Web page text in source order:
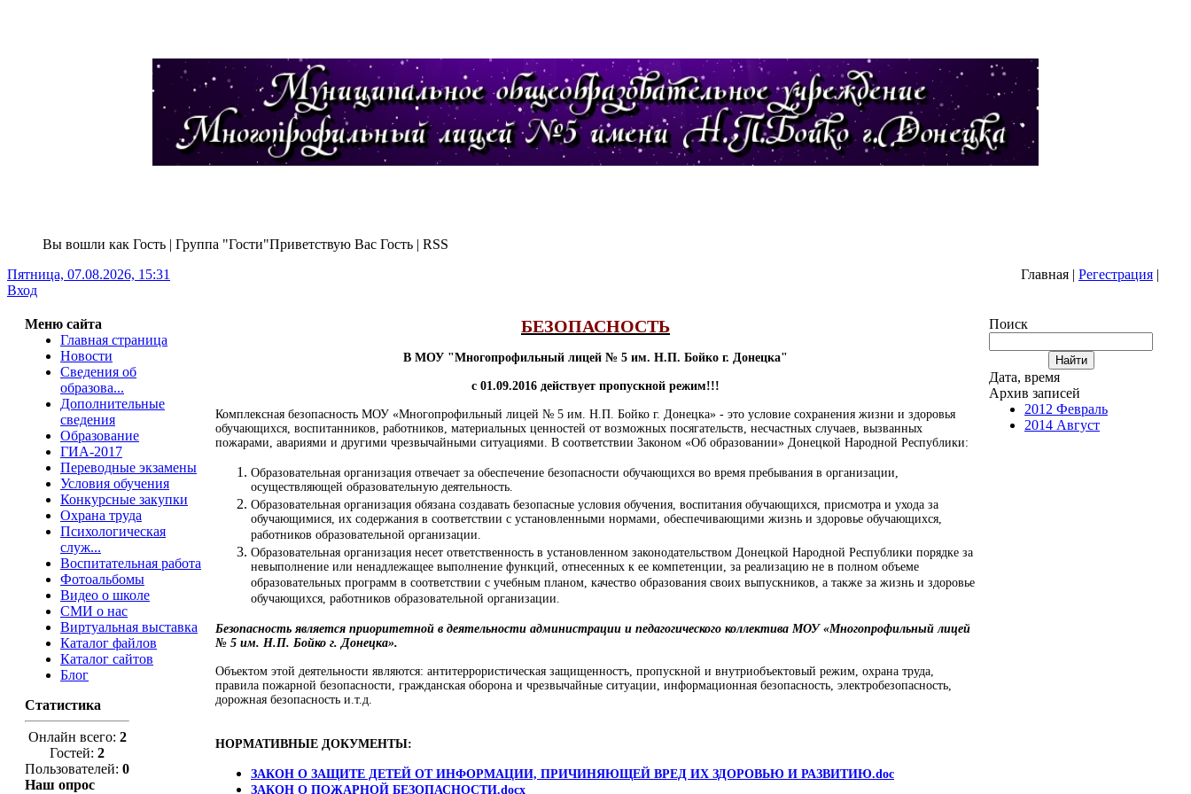
Вы вошли как Гость | Группа "Гости"Приветствую Вас Гость | RSS
Пятница, 07.08.2026, 15:31
Главная | Регестрация |
Вход
Меню сайта
Главная страница
Новости
Сведения об
образова...
Дополнительные
сведения
Образование
ГИА-2017
Переводные экзамены
Условия обучения
Конкурсные закупки
Охрана труда
Психологическая
служ...
Воспитательная работа
Фотоальбомы
Видео о школе
СМИ о нас
Виртуальная выставка
Каталог файлов
Каталог сайтов
Блог
Статистика
Онлайн всего: 2
Гостей: 2
Пользователей: 0
Наш опрос
БЕЗОПАСНОСТЬ
В МОУ "Многопрофильный лицей № 5 им. Н.П. Бойко г. Донецка"
с 01.09.2016 действует пропускной режим!!!
Комплексная безопасность МОУ «Многопрофильный лицей № 5 им. Н.П. Бойко г. Донецка» - это условие сохранения жизни и здоровья
обучающихся, воспитанников, работников, материальных ценностей от возможных посягательств, несчастных случаев, вызванных
пожарами, авариями и другими чрезвычайными ситуациями. В соответствии Законом «Об образовании» Донецкой Народной Республики:
Образовательная организация отвечает за обеспечение безопасности обучающихся во время пребывания в организации,
осуществляющей образовательную деятельность.
Образовательная организация обязана создавать безопасные условия обучения, воспитания обучающихся, присмотра и ухода за
обучающимися, их содержания в соответствии с установленными нормами, обеспечивающими жизнь и здоровье обучающихся,
работников образовательной организации.
Образовательная организация несет ответственность в установленном законодательством Донецкой Народной Республики порядке за
невыполнение или ненадлежащее выполнение функций, отнесенных к ее компетенции, за реализацию не в полном объеме
образовательных программ в соответствии с учебным планом, качество образования своих выпускников, а также за жизнь и здоровье
обучающихся, работников образовательной организации.
Безопасность является приоритетной в деятельности администрации и педагогического коллектива МОУ «Многопрофильный лицей
№ 5 им. Н.П. Бойко г. Донецка».
Объектом этой деятельности являются: антитеррористическая защищенностъ, пропускной и внутриобъектовый режим, охрана труда,
правила пожарной безопасности, гражданская оборона и чрезвычайные ситуации, информационная безопасность, электробезопасность,
дорожная безопасность и.т.д.
НОРМАТИВНЫЕ ДОКУМЕНТЫ:
ЗАКОН О ЗАЩИТЕ ДЕТЕЙ ОТ ИНФОРМАЦИИ, ПРИЧИНЯЮЩЕЙ ВРЕД ИХ ЗДОРОВЬЮ И РАЗВИТИЮ.doc
ЗАКОН О ПОЖАРНОЙ БЕЗОПАСНОСТИ.docx
Поиск
Дата, время
Архив записей
2012 Февраль
2014 Август